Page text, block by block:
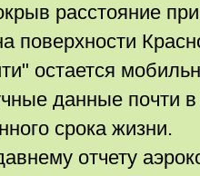
расстояние
поверхности
остается
данные почти
срока жизни.
отчету